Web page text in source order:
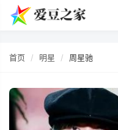
首页 明星 周星驰